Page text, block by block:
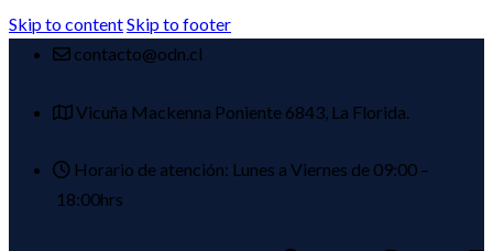
Skip to contentSkip to footer
contacto@odn.cl
Vicuña Mackenna Poniente 6843, La Florida.
Horario de atención: Lunes a Viernes de 09:00 –
18:00hrs